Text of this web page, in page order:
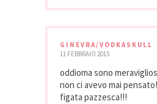
GINEVRA/VODKASKULL
11 FEBBRAIO 2015
oddioma sono
non ci avevo mai
figata pazzesca!!!